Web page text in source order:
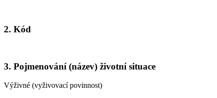
2. Kód
3. Pojmenování (název) životní situace
Výživné (vyživovací povinnost)